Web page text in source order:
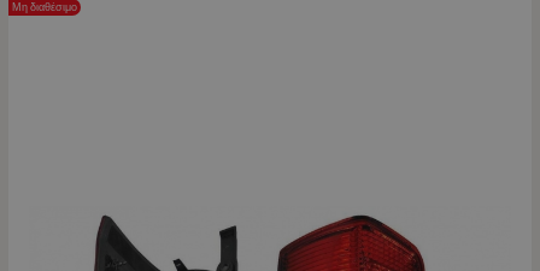
Μη διαθέσιμο